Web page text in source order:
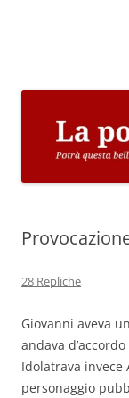
28 Repliche
Giovanni aveva
andava
Idolatrava invece
personaggio